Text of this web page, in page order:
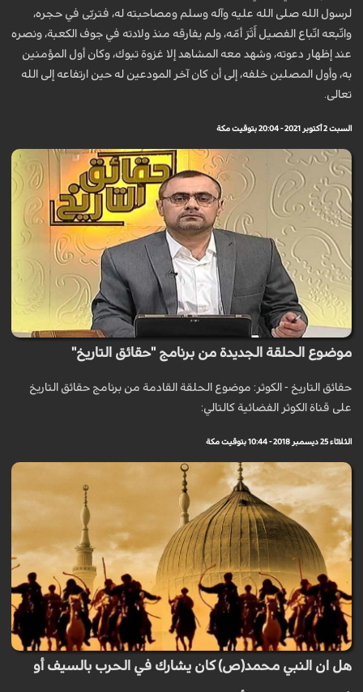
لرسول الله صلى الله عليه وآله وسلم ومصاحبته له، فتربّى في حجره،
واتّبعه اتّباع الفصيل أَثَرَ أمّه، ولم يفارقه منذ ولادته في جوف الكعبة، ونصره
عند إظهار دعوته، وشهد معه المشاهد إلا غزوة تبوك، وكان أول المؤمنين
به، وأول المصلين خلفه، إلى أن كان آخر المودعين له حين ارتفاعه إلى الله
تعالى.
السبت 2 أكتوبر 2021 - 20:04 بتوقيت مكة
موضوع الحلقة الجديدة من برنامج "حقائق التاريخ"
حقائق التاريخ - الكوثر: موضوع الحلقة القادمة من برنامج حقائق التاريخ
على قناة الكوثر الفضائية كالتالي:
الثلاثاء 25 ديسمبر 2018 - 10:44 بتوقيت مكة
هل ان النبي محمد(ص) كان يشارك في الحرب بالسيف أو